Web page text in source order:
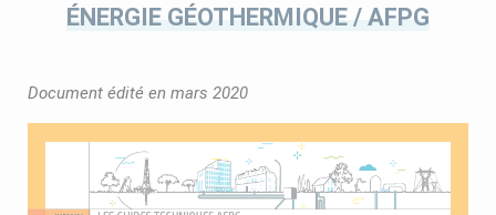
ÉNERGIE GÉOTHERMIQUE / AFPG
Document édité en mars 2020